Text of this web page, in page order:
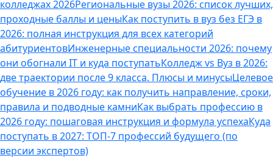
колледжах 2026Региональные вузы 2026: список лучших,
проходные баллы и ценыКак поступить в вуз без ЕГЭ в
2026: полная инструкция для всех категорий
абитуриентовИнженерные специальности 2026: почему
они обогнали IT и куда поступатьКолледж vs Вуз в 2026:
две траектории после 9 класса. Плюсы и минусыЦелевое
обучение в 2026 году: как получить направление, сроки,
правила и подводные камниКак выбрать профессию в
2026 году: пошаговая инструкция и формула успехаКуда
поступать в 2027: ТОП-7 профессий будущего (по
версии экспертов)